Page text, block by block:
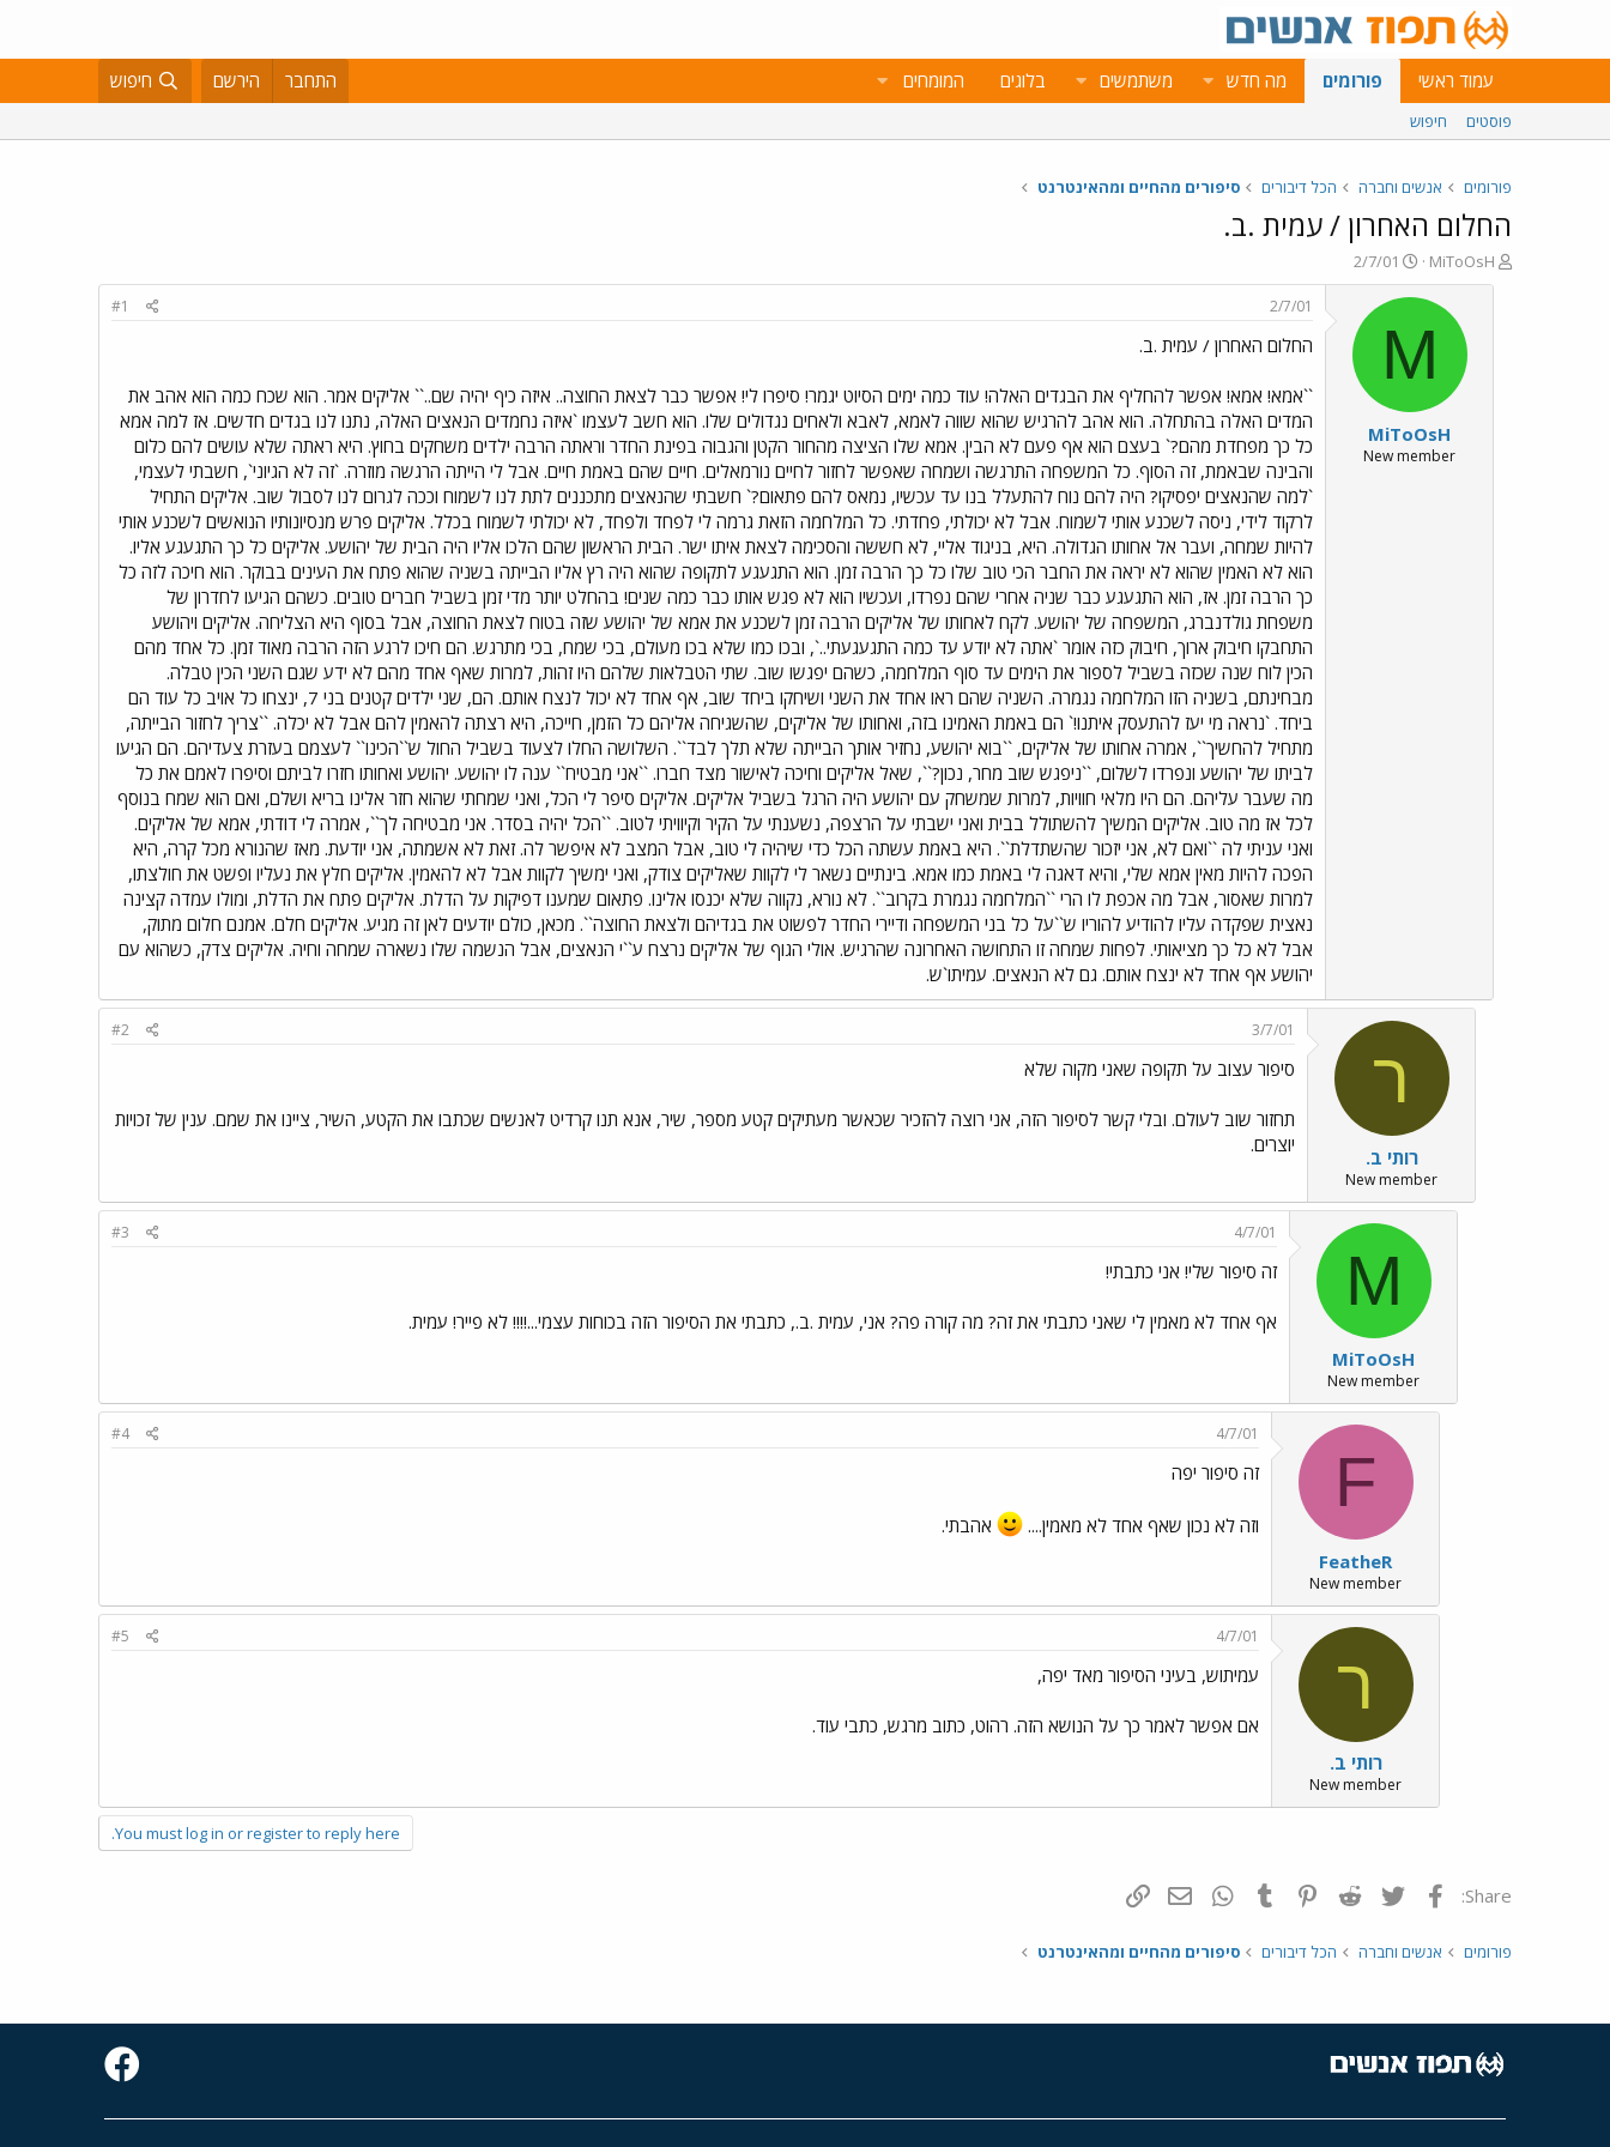
עמוד ראשי פורומים מה חדש משתמשים בלוגים המומחים התחבר הירשם חיפוש
פוסטים חיפוש
פורומים אנשים וחברה הכל דיבורים סיפורים מהחיים ומהאינטרנט
החלום האחרון / עמית .ב.
פ
ו
MiToOsH
פ
ו
ר
ם
א
ר
י
2/7/01
M
MiToOsH
New member
2/7/01
#1
החלום האחרון / עמית .ב.
``אמא! אמא! אפשר להחליף את הבגדים האלה! עוד כמה ימים הסיוט יגמר! סיפרו לי! אפשר כבר לצאת החוצה.. איזה כיף יהיה שם..`` אליקים אמר. הוא שכח כמה הוא אהב את
המדים האלה בהתחלה. הוא אהב להרגיש שהוא שווה לאמא, לאבא ולאחים נגדולים שלו. הוא חשב לעצמו `איזה נחמדים הנאצים האלה, נתנו לנו בגדים חדשים. אז למה אמא
כל כך מפחדת מהם?` בעצם הוא אף פעם לא הבין. אמא שלו הציצה מהחור הקטן והגבוה בפינת החדר וראתה הרבה ילדים משחקים בחוץ. היא ראתה שלא עושים להם כלום
והבינה שבאמת, זה הסוף. כל המשפחה התרגשה ושמחה שאפשר לחזור לחיים נורמאלים. חיים שהם באמת חיים. אבל לי הייתה הרגשה מוזרה. `זה לא הגיוני`, חשבתי לעצמי,
`למה שהנאצים יפסיקו? היה להם נוח להתעלל בנו עד עכשיו, נמאס להם פתאום?` חשבתי שהנאצים מתכננים לתת לנו לשמוח וככה לגרום לנו לסבול שוב. אליקים התחיל
לרקוד לידי, ניסה לשכנע אותי לשמוח. אבל לא יכולתי, פחדתי. כל המלחמה הזאת גרמה לי לפחד ולפחד, לא יכולתי לשמוח בכלל. אליקים פרש מנסיונותיו הנואשים לשכנע אותי
להיות שמחה, ועבר אל אחותו הגדולה. היא, בניגוד אליי, לא חששה והסכימה לצאת איתו ישר. הבית הראשון שהם הלכו אליו היה הבית של יהושע. אליקים כל כך התגעגע אליו.
הוא לא האמין שהוא לא יראה את החבר הכי טוב שלו כל כך הרבה זמן. הוא התגעגע לתקופה שהוא היה רץ אליו הבייתה בשניה שהוא פתח את העינים בבוקר. הוא חיכה לזה כל
כך הרבה זמן. אז, הוא התגעגע כבר שניה אחרי שהם נפרדו, ועכשיו הוא לא פגש אותו כבר כמה שנים! בהחלט יותר מדי זמן בשביל חברים טובים. כשהם הגיעו לחדרון של
משפחת גולדנברג, המשפחה של יהושע. לקח לאחותו של אליקים הרבה זמן לשכנע את אמא של יהושע שזה בטוח לצאת החוצה, אבל בסוף היא הצליחה. אליקים ויהושע
התחבקו חיבוק ארוך, חיבוק כזה אומר `אתה לא יודע עד כמה התגעגעתי..`, ובכו כמו שלא בכו מעולם, בכי שמח, בכי מתרגש. הם חיכו לרגע הזה הרבה מאוד זמן. כל אחד מהם
הכין לוח שנה שכזה בשביל לספור את הימים עד סוף המלחמה, כשהם יפגשו שוב. שתי הטבלאות שלהם היו זהות, למרות שאף אחד מהם לא ידע שגם השני הכין טבלה.
מבחינתם, בשניה הזו המלחמה נגמרה. השניה שהם ראו אחד את השני ושיחקו ביחד שוב, אף אחד לא יכול לנצח אותם. הם, שני ילדים קטנים בני 7, ינצחו כל אויב כל עוד הם
ביחד. `נראה מי יעז להתעסק איתנו!` הם באמת האמינו בזה, ואחותו של אליקים, שהשגיחה אליהם כל הזמן, חייכה, היא רצתה להאמין להם אבל לא יכלה. ``צריך לחזור הבייתה,
מתחיל להחשיך``, אמרה אחותו של אליקים, ``בוא יהושע, נחזיר אותך הבייתה שלא תלך לבד``. השלושה החלו לצעוד בשביל החול ש``הכינו`` לעצמם בעזרת צעדיהם. הם הגיעו
לביתו של יהושע ונפרדו לשלום, ``ניפגש שוב מחר, נכון?``, שאל אליקים וחיכה לאישור מצד חברו. ``אני מבטיח`` ענה לו יהושע. יהושע ואחותו חזרו לביתם וסיפרו לאמם את כל
מה שעבר עליהם. הם היו מלאי חוויות, למרות שמשחק עם יהושע היה הרגל בשביל אליקים. אליקים סיפר לי הכל, ואני שמחתי שהוא חזר אלינו בריא ושלם, ואם הוא שמח בנוסף
לכל אז מה טוב. אליקים המשיך להשתולל בבית ואני ישבתי על הרצפה, נשענתי על הקיר וקיוויתי לטוב. ``הכל יהיה בסדר. אני מבטיחה לך``, אמרה לי דודתי, אמא של אליקים.
ואני עניתי לה ``ואם לא, אני יזכור שהשתדלת``. היא באמת עשתה הכל כדי שיהיה לי טוב, אבל המצב לא איפשר לה. זאת לא אשמתה, אני יודעת. מאז שהנורא מכל קרה, היא
הפכה להיות מאין אמא שלי, והיא דאגה לי באמת כמו אמא. בינתיים נשאר לי לקוות שאליקים צודק, ואני ימשיך לקוות אבל לא להאמין. אליקים חלץ את נעליו ופשט את חולצתו,
למרות שאסור, אבל מה אכפת לו הרי ``המלחמה נגמרת בקרוב``. לא נורא, נקווה שלא יכנסו אלינו. פתאום שמענו דפיקות על הדלת. אליקים פתח את הדלת, ומולו עמדה קצינה
נאצית שפקדה עליו להודיע להוריו ש``על כל בני המשפחה ודיירי החדר לפשוט את בגדיהם ולצאת החוצה``. מכאן, כולם יודעים לאן זה מגיע. אליקים חלם. אמנם חלום מתוק,
אבל לא כל כך מציאותי. לפחות שמחה זו התחושה האחרונה שהרגיש. אולי הגוף של אליקים נרצח ע``י הנאצים, אבל הנשמה שלו נשארה שמחה וחיה. אליקים צדק, כשהוא עם
יהושע אף אחד לא ינצח אותם. גם לא הנאצים. עמיתו`ש.
ר
רותי ב.
New member
3/7/01
#2
סיפור עצוב על תקופה שאני מקוה שלא
תחזור שוב לעולם. ובלי קשר לסיפור הזה, אני רוצה להזכיר שכאשר מעתיקים קטע מספר, שיר, אנא תנו קרדיט לאנשים שכתבו את הקטע, השיר, ציינו את שמם. ענין של זכויות
יוצרים.
M
MiToOsH
New member
4/7/01
#3
זה סיפור שלי! אני כתבתי!
אף אחד לא מאמין לי שאני כתבתי את זה? מה קורה פה? אני, עמית .ב., כתבתי את הסיפור הזה בכוחות עצמי...!!!! לא פייר! עמית.
F
FeatheR
New member
4/7/01
#4
זה סיפור יפה
וזה לא נכון שאף אחד לא מאמין.... אהבתי.
ר
רותי ב.
New member
4/7/01
#5
עמיתוש, בעיני הסיפור מאד יפה,
אם אפשר לאמר כך על הנושא הזה. רהוט, כתוב מרגש, כתבי עוד.
You must log in or register to reply here.
Share: פייסבוק Twitter
Reddit
Pinterest
Tumblr
WhatsAppדואר אלקטרוני
פורומים אנשים וחברה הכל דיבורים סיפורים מהחיים ומהאינטרנט